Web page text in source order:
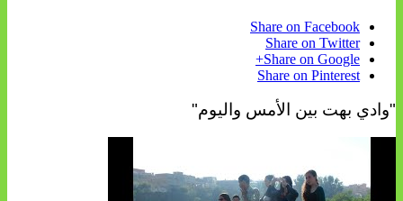
Share on Facebook
Share on Twitter
Share on Google+
Share on Pinterest
"وادي بهت بين الأمس واليوم"